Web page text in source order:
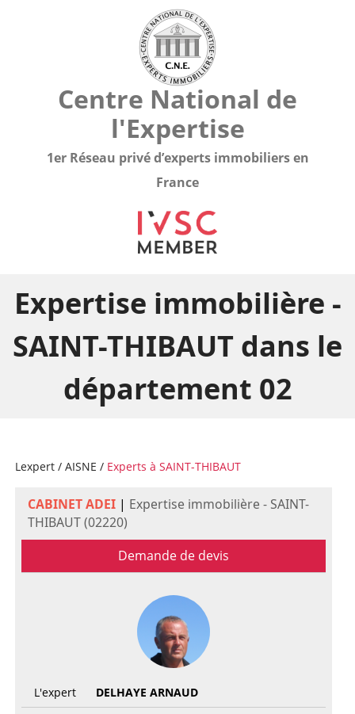
Centre National de
l'Expertise
1er Réseau privé d’experts immobiliers en
France
Expertise immobilière -
SAINT-THIBAUT dans le
département 02
Lexpert/ AISNE / Experts à SAINT-THIBAUT
CABINET ADEI| Expertise immobilière - SAINT-
THIBAUT (02220)
Demande de devis
L'expert
DELHAYE ARNAUD